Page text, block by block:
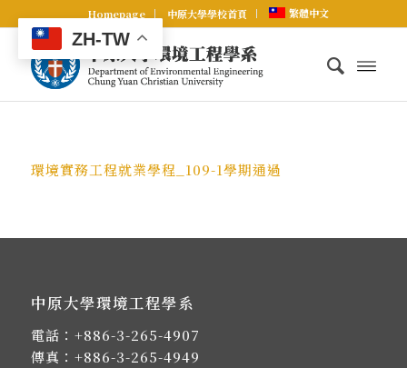
Homepage 中原大學學校首頁 繁體中文
環境實務工程就業學程_109-1學期通過
中原大學環境工程學系
電話： +886-3-265-4907
傳真：+886-3-265-4949
ZH-TW